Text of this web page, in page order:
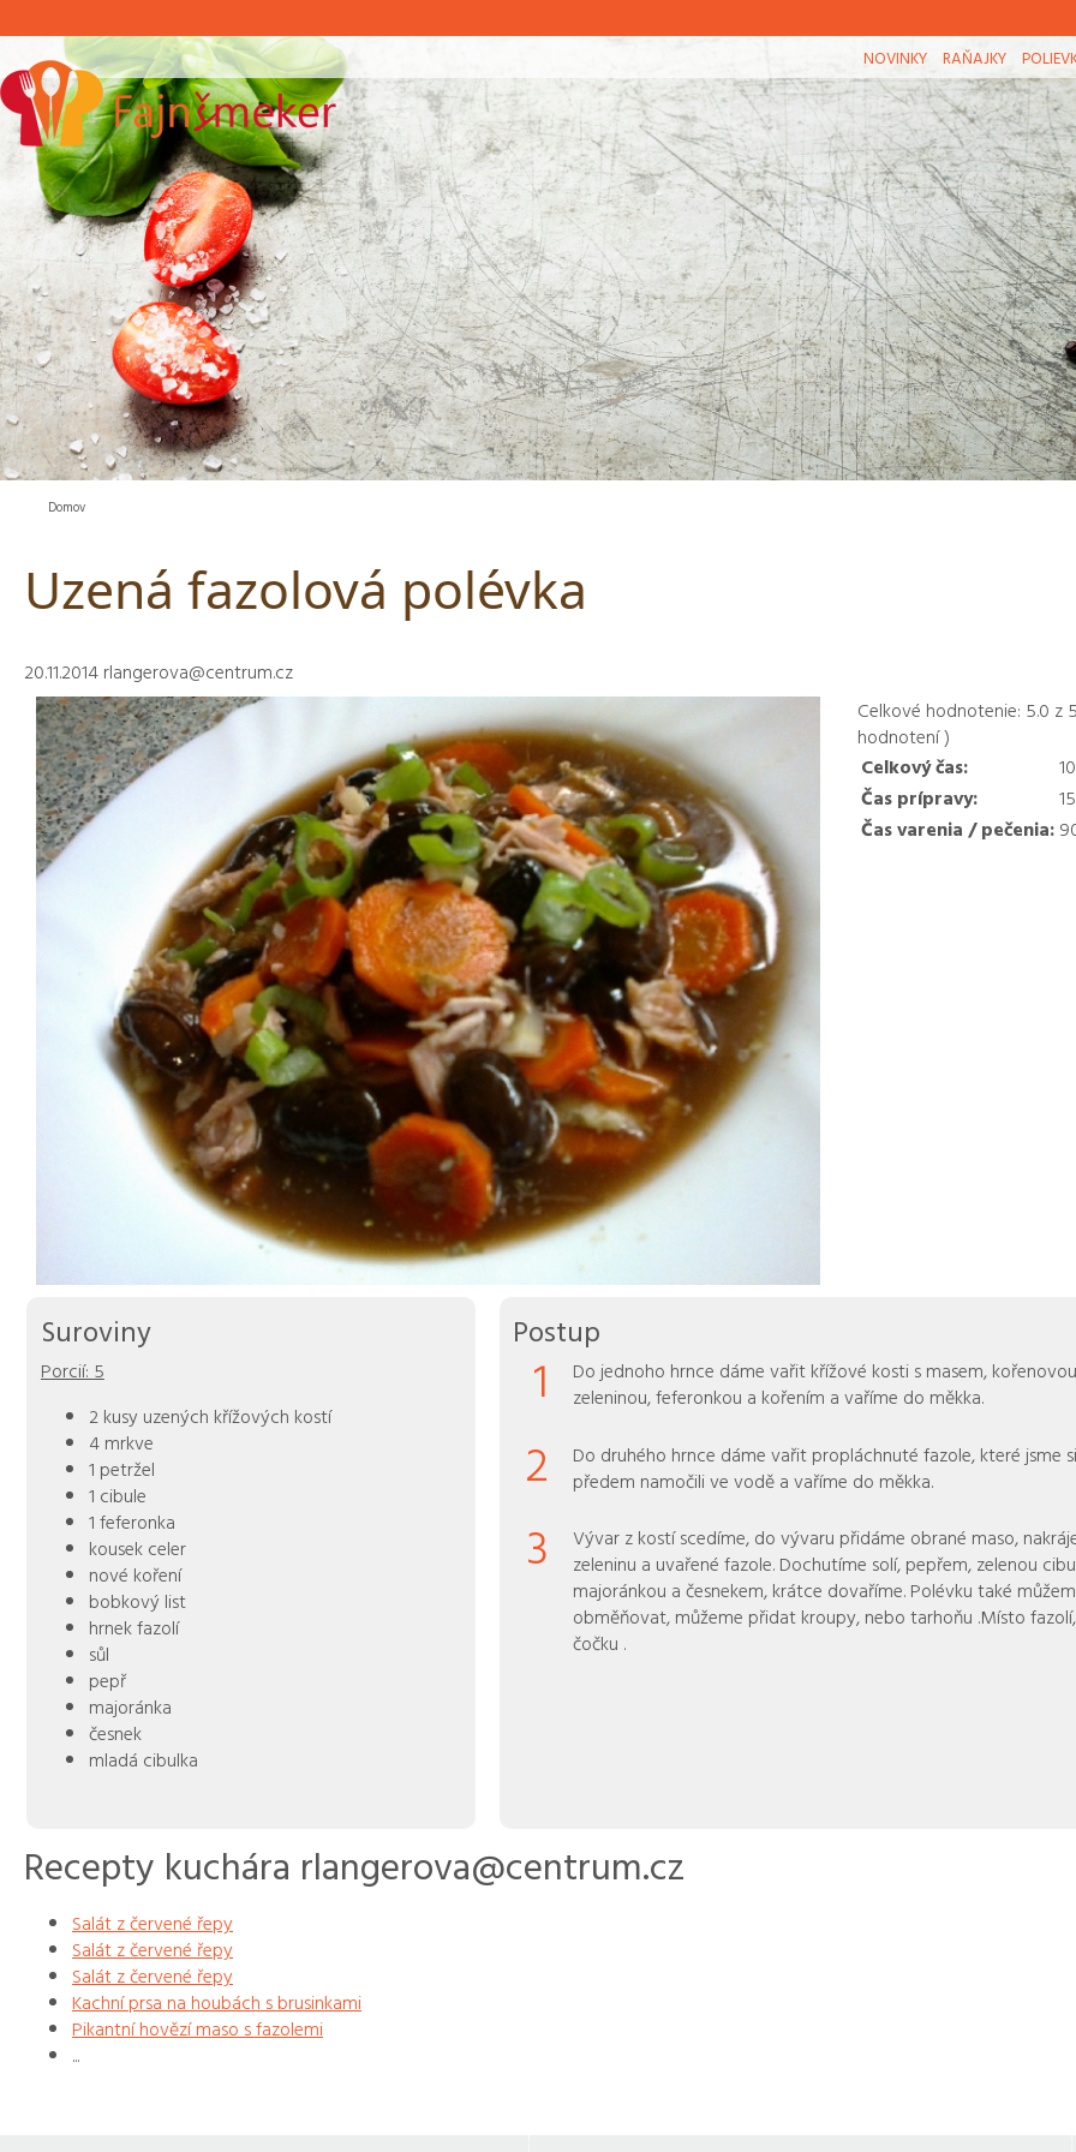
NOVINKY RAŇAJKY
Domov
Uzená fazolová polévka
20.11.2014 rlangerova@centrum.cz
Celkové hodnotenie: 5.0 z 5
hodnotení )
Celkový čas:
Čas prípravy:
15
Čas varenia / pečenia:
Suroviny
Porcií: 5
2 kusy uzených křížových kostí
4 mrkve
1 petržel
1 cibule
1 feferonka
kousek celer
nové koření
bobkový list
hrnek fazolí
sůl
pepř
majoránka
česnek
mladá cibulka
Postup
1
Do jednoho hrnce dáme vařit křížové kosti s masem, kořenovou
zeleninou, feferonkou a kořením a vaříme do měkka.
2
Do druhého hrnce dáme vařit propláchnuté fazole, které jsme
předem namočili ve vodě a vaříme do měkka.
3
Vývar z kostí scedíme, do vývaru přidáme obrané maso,
zeleninu a uvařené fazole. Dochutíme solí, pepřem, zelenou
majoránkou a česnekem, krátce dovaříme. Polévku také
obměňovat, můžeme přidat kroupy, nebo tarhoňu .Místo
čočku .
Recepty kuchára rlangerova@centrum.cz
Salát z červené řepy
Salát z červené řepy
Salát z červené řepy
Kachní prsa na houbách s brusinkami
Pikantní hovězí maso s fazolemi
...